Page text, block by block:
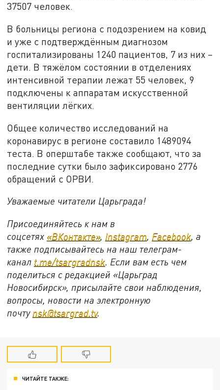
37507 человек.
В больницы региона с подозрением на ковид
и уже с подтверждённым диагнозом
госпитализированы 1240 пациентов, 7 из них –
дети. В тяжёлом состоянии в отделениях
интенсивной терапии лежат 55 человек, 9
подключены к аппаратам искусственной
вентиляции лёгких.
Общее количество исследований на
коронавирус в регионе составило 1489094
теста. В оперштабе также сообщают, что за
последние сутки было зафиксировано 2776
обращений с ОРВИ.
Уважаемые читатели Царьграда!
Присоединяйтесь к нам в
соцсетях «ВКонтакте», Instagram, Facebook, а
также подписывайтесь на наш телеграм-
канал t.me/tsargradnsk. Если вам есть чем
поделиться с редакцией «Царьград
Новосибирск», присылайте свои наблюдения,
вопросы, новости на электронную
почту nsk@tsargrad.tv.
ЧИТАЙТЕ ТАКЖЕ: